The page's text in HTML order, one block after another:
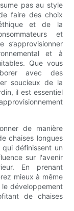
pas au style
faire des choix
et de la
et
s’approvisionner
et à
Que vous
avec des
soucieux de la
il est essentiel
de manière
chaises longues
définissent un
sur l'avenir
En prenant
mieux à même
développement
de chaises